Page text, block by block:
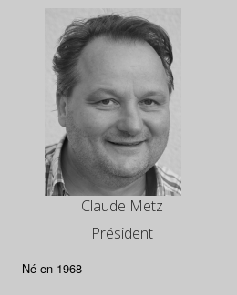
Claude Metz
Président
Né en 1968